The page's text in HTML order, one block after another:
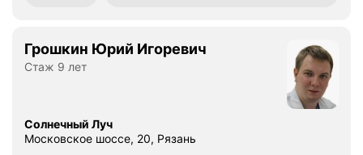
Грошкин Юрий Игоревич
Стаж 9 лет
Солнечный Луч
Московское шоссе, 20, Рязань